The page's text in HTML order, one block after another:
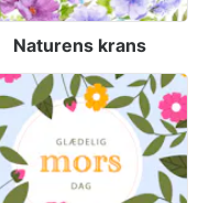
Naturens krans